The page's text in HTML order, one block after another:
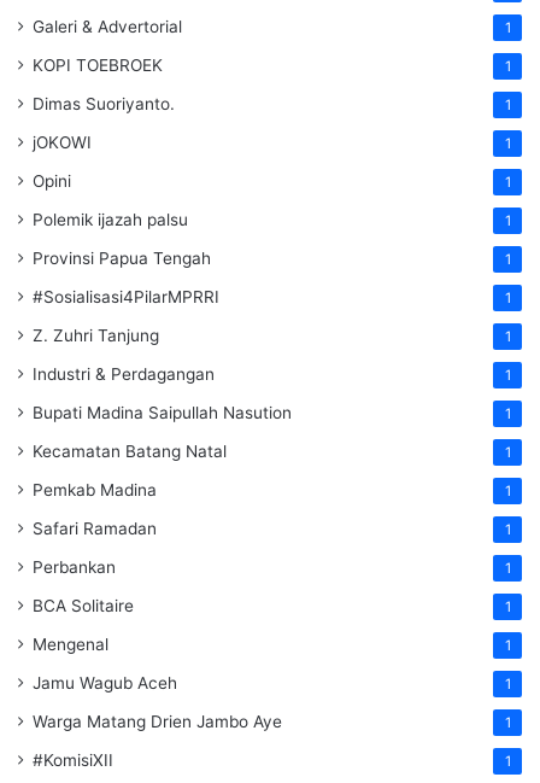
Galeri & Advertorial 1
KOPI TOEBROEK 1
Dimas Suoriyanto. 1
jOKOWI 1
Opini 1
Polemik ijazah palsu 1
Provinsi Papua Tengah 1
#Sosialisasi4PilarMPRRI 1
Z. Zuhri Tanjung 1
Industri & Perdagangan 1
Bupati Madina Saipullah Nasution 1
Kecamatan Batang Natal 1
Pemkab Madina 1
Safari Ramadan 1
Perbankan 1
BCA Solitaire 1
Mengenal 1
Jamu Wagub Aceh 1
Warga Matang Drien Jambo Aye 1
#KomisiXII 1